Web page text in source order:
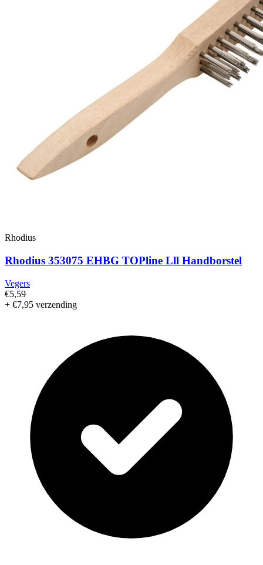
Rhodius
Rhodius 353075 EHBG TOPline Lll Handborstel
Vegers
€5,59
+ €7,95 verzending